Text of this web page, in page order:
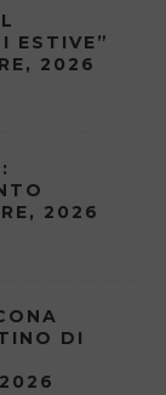
ESTIVE”
2026
2026
DI